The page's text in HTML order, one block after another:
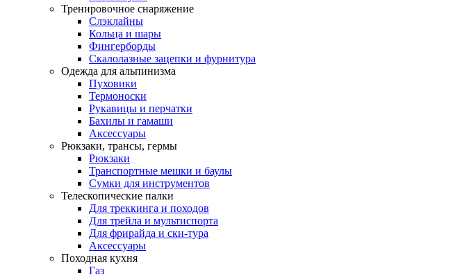
Тренировочное снаряжение
Слэклайны
Кольца и шары
Фингерборды
Скалолазные зацепки и фурнитура
Одежда для альпинизма
Пуховики
Термоноски
Рукавицы и перчатки
Бахилы и гамаши
Аксессуары
Рюкзаки, трансы, гермы
Рюкзаки
Транспортные мешки и баулы
Сумки для инструментов
Телескопические палки
Для треккинга и походов
Для трейла и мультиспорта
Для фрирайда и ски-тура
Аксессуары
Походная кухня
Газ